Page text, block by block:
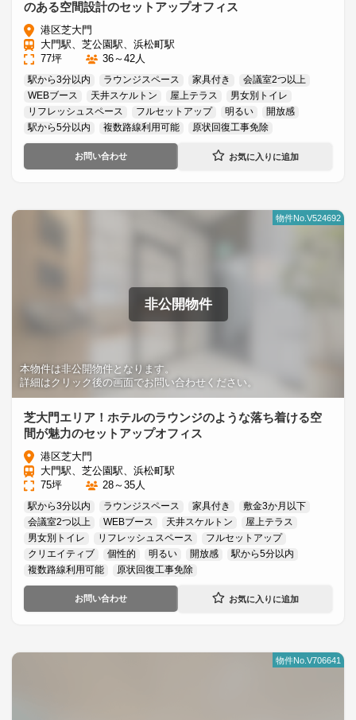
のある空間設計のセットアップオフィス
港区芝大門
大門駅、芝公園駅、浜松町駅
77坪
36～42人
駅から3分以内 ラウンジスペース 家具付き
会議室2つ以上
WEBブース
天井スケルトン 屋上テラス
男女別トイレ
リフレッシュスペース
フルセットアップ 明るい
開放感
駅から5分以内
複数路線利用可能 原状回復工事免除
お問い合わせ
物件No.V524692
非公開物件
本物件は非公開物件となります。
詳細はクリック後の画面でお問い合わせください。
芝大門エリア！ホテルのラウンジのような落ち着ける空
間が魅力のセットアップオフィス
港区芝大門
大門駅、芝公園駅、浜松町駅
75坪
28～35人
駅から3分以内 ラウンジスペース 家具付き
敷金3か月以下
会議室2つ以上
WEBブース 天井スケルトン
屋上テラス
男女別トイレ
リフレッシュスペース
フルセットアップ
クリエイティブ
個性的 明るい 開放感
駅から5分以内
複数路線利用可能
原状回復工事免除
お問い合わせ
物件No.V706641